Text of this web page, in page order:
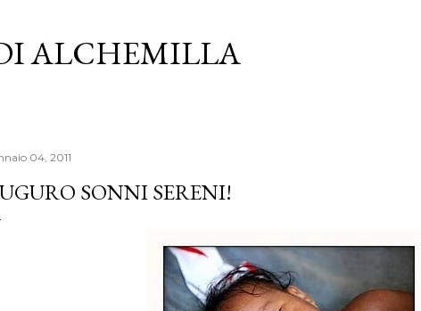
ALCHEMILLA
04, 2011
SONNI SERENI!